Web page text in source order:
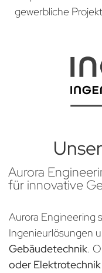
gewerbliche
Aurora
für innovative
Aurora Engineering
Ingenieurlösungen
Gebäudetechnik.
oder Elektrotechnik